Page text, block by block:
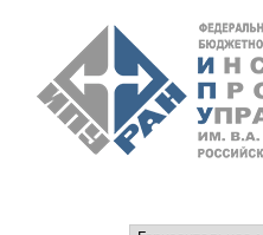
РАН